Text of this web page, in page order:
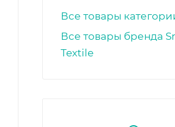
Все товары
Все товары бренда
Textile